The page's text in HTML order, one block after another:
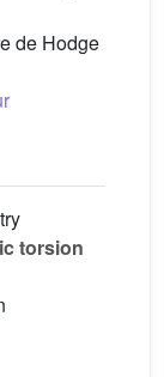
de Hodge
torsion